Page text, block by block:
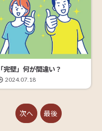
「完壁」何が間違い？
2024.07.18
次へ 最後